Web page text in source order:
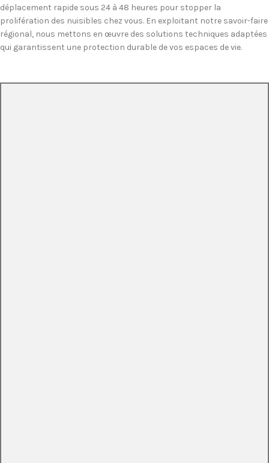
déplacement rapide sous 24 à 48 heures pour stopper la
prolifération des nuisibles chez vous. En exploitant notre savoir-faire
régional, nous mettons en œuvre des solutions techniques adaptées
qui garantissent une protection durable de vos espaces de vie.